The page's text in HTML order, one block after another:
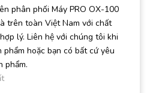
phân phối Máy PRO OX-100
trên toàn Việt Nam với chất
lý. Liên hệ với chúng tôi khi
phẩm hoặc bạn có bất cứ yêu
phẩm.